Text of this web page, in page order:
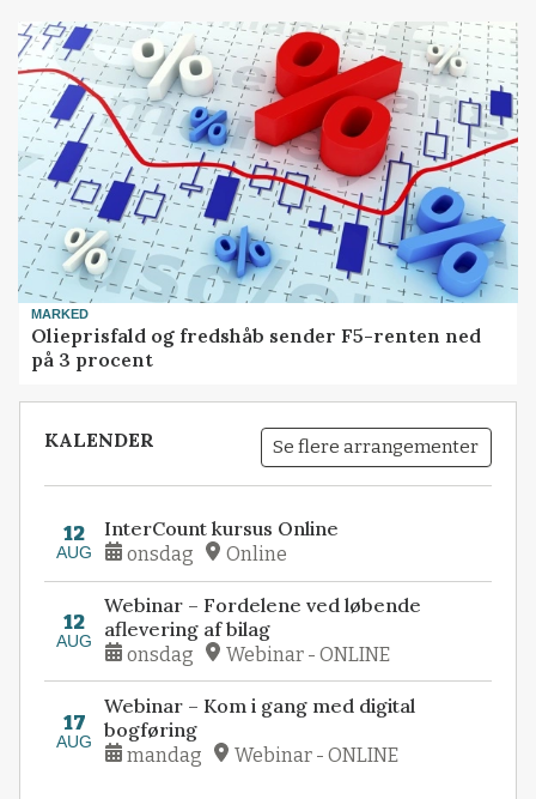
MARKED
Olieprisfald og fredshåb sender F5-renten ned
på 3 procent
KALENDER Se flere arrangementer
12
AUG
InterCount kursus Online
onsdag Online
12
AUG
Webinar – Fordelene ved løbende
aflevering af bilag
onsdag Webinar - ONLINE
17
AUG
Webinar – Kom i gang med digital
bogføring
mandag Webinar - ONLINE